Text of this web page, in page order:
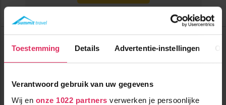
Toestemming Details Advertentie-instellingen
Verantwoord gebruik van uw gegevens
Wij en onze 1022 partners verwerken je persoonlijke
Robinson Fieberbrunn
Tot
€ 251pp